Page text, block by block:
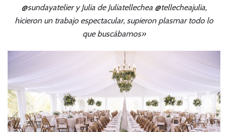
@sundayatelier y Julia de Juliatellechea @tellecheajulia,
hicieron un trabajo espectacular, supieron plasmar todo lo
que buscábamos»